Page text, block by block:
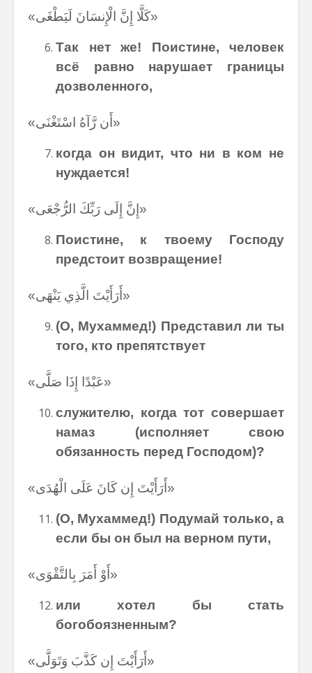
«كَلَّا إِنَّ الْإِنسَانَ لَيَطْغَى»
Так нет же! Поистине, человек
всё равно нарушает границы
дозволенного,
«أَن رَّآهُ اسْتَغْنَى»
когда он видит, что ни в ком не
нуждается!
«إِنَّ إِلَى رَبِّكَ الرُّجْعَى»
Поистине, к твоему
Господу
предстоит возвращение!
«أَرَأَيْتَ الَّذِي يَنْهَى»
(О, Мухаммед!) Представил ли ты
того, кто препятствует
«عَبْدًا إِذَا صَلَّى»
служителю, когда тот совершает
намаз (исполняет
свою
обязанность перед Господом)?
«أَرَأَيْتَ إِن كَانَ عَلَى الْهُدَى»
(О, Мухаммед!) Подумай только, а
если бы он был на верном пути,
«أَوْ أَمَرَ بِالتَّقْوَى»
или хотел бы стать
богобоязненным?
«أَرَأَيْتَ إِن كَذَّبَ وَتَوَلَّى»